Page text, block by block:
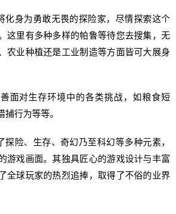
身为勇敢无畏的探险家，尽情探索这个
这里有多种多样的帕鲁等待您去搜集，无
农业种植还是工业制造等方面皆可大展身
对生存环境中的各类挑战，如粮食短
行为等等。
险、生存、奇幻乃至科幻等多种元素，
游戏画面。其独具匠心的游戏设计与丰富
全球玩家的热烈追捧，取得了不俗的业界